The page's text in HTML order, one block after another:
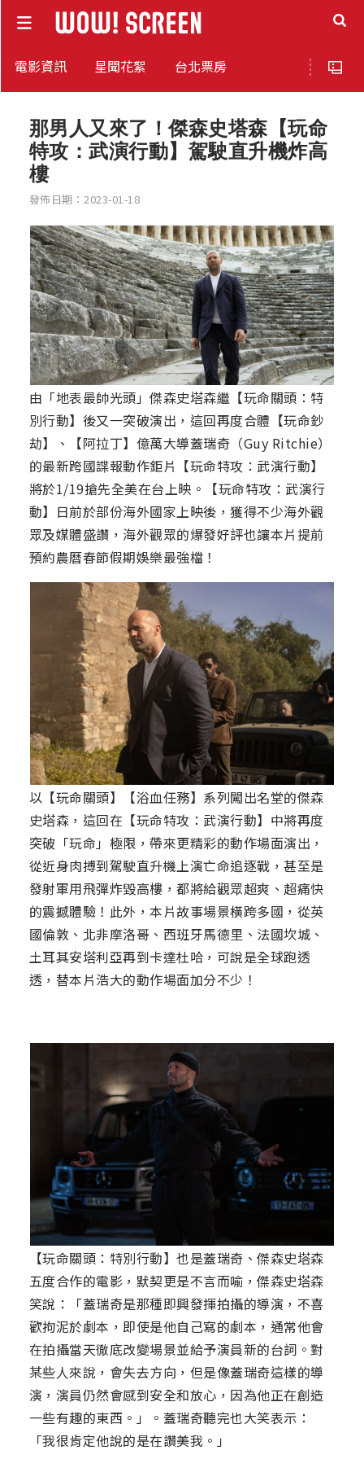
電影資訊 星聞花絮 台北票房
那男人又來了！傑森史塔森【玩命
特攻：武演行動】駕駛直升機炸高
樓
發佈日期：2023-01-18
由「地表最帥光頭」傑森史塔森繼【玩命關頭：特
別行動】後又一突破演出，這回再度合體【玩命鈔
劫】、【阿拉丁】億萬大導蓋瑞奇（Guy Ritchie）
的最新跨國諜報動作鉅片【玩命特攻：武演行動】
將於1/19搶先全美在台上映。【玩命特攻：武演行
動】日前於部份海外國家上映後，獲得不少海外觀
眾及媒體盛讚，海外觀眾的爆發好評也讓本片提前
預約農曆春節假期娛樂最強檔！
以【玩命關頭】【浴血任務】系列闖出名堂的傑森
史塔森，這回在【玩命特攻：武演行動】中將再度
突破「玩命」極限，帶來更精彩的動作場面演出，
從近身肉搏到駕駛直升機上演亡命追逐戰，甚至是
發射軍用飛彈炸毀高樓，都將給觀眾超爽、超痛快
的震撼體驗！此外，本片故事場景橫跨多國，從英
國倫敦、北非摩洛哥、西班牙馬德里、法國坎城、
土耳其安塔利亞再到卡達杜哈，可說是全球跑透
透，替本片浩大的動作場面加分不少！
【玩命關頭：特別行動】也是蓋瑞奇、傑森史塔森
五度合作的電影，默契更是不言而喻，傑森史塔森
笑說：「蓋瑞奇是那種即興發揮拍攝的導演，不喜
歡拘泥於劇本，即使是他自己寫的劇本，通常他會
在拍攝當天徹底改變場景並給予演員新的台詞。對
某些人來說，會失去方向，但是像蓋瑞奇這樣的導
演，演員仍然會感到安全和放心，因為他正在創造
一些有趣的東西。」。蓋瑞奇聽完也大笑表示：
「我很肯定他說的是在讚美我。」